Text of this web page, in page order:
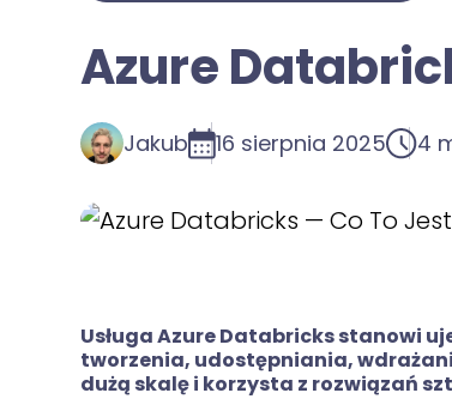
Azure
Jakub 16 sierpnia 2025 4
Usługa Azure Databricks stanowi
tworzenia, udostępniania,
dużą skalę i korzysta z rozwiązań